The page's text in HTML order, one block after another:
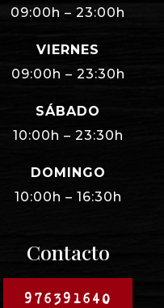
09:00h – 23:00h
VIERNES
09:00h – 23:30h
SÁBADO
10:00h – 23:30h
DOMINGO
10:00h – 16:30h
Contacto
976391640